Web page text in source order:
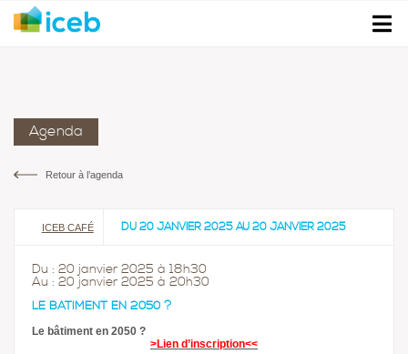
Agenda
Retour à l’agenda
ICEB CAFÉ DU 20 JANVIER 2025 AU 20 JANVIER 2025
Du : 20 janvier 2025 à 18h30
Au : 20 janvier 2025 à 20h30
LE BÂTIMENT EN 2050 ?
Le bâtiment en 2050 ?
>Lien d’inscription<<